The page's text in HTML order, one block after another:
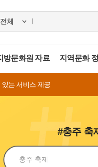
방문화원 자료 지역문화
는 서비스 제공
#충주 축
검색